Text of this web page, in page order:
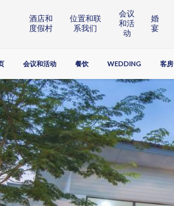
酒店和
度假村
位置和联
系我们
会议
和活
动
婚
宴
会议和活动 餐饮 WEDDING 客房